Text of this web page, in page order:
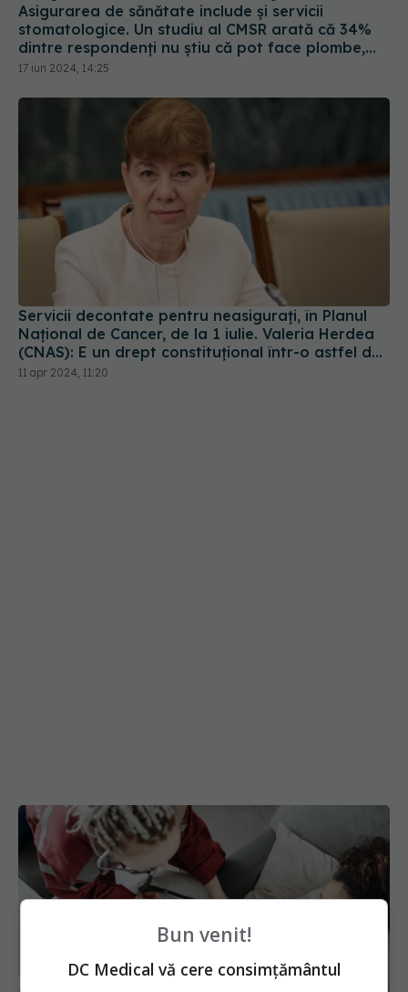
Asigurarea de sănătate include și servicii
stomatologice. Un studiu al CMSR arată că 34%
dintre respondenți nu știu că pot face plombe,
extracții, detartraj sau tratamente gratuite
17 iun 2024, 14:25
Servicii decontate pentru neasiguraţi, în Planul
Naţional de Cancer, de la 1 iulie. Valeria Herdea
(CNAS): E un drept constituţional într-o astfel de
boală. Nu e normal să moară atâţia oameni
11 apr 2024, 11:20
Bun venit!
DC Medical vă cere consimțământul